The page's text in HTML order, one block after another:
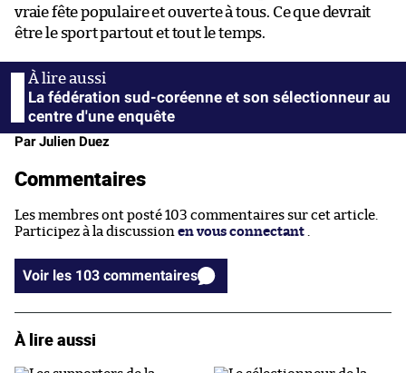
vraie fête populaire et ouverte à tous. Ce que devrait
être le sport partout et tout le temps.
La fédération sud-coréenne et son sélectionneur au
centre d'une enquête
Par Julien Duez
Commentaires
Les membres ont posté 103 commentaires sur cet article.
Participez à la discussion en vous connectant
Voir les 103 commentaires
À lire aussi